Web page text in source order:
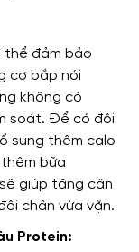
thể đảm bảo
cơ bắp nói
không có
soát. Để có đôi
sung thêm calo
bữa
sẽ giúp tăng cân
chân vừa vặn.
Protein: